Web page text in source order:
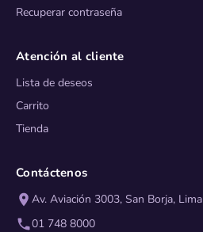
Recuperar contraseña
Atención al cliente
Lista de deseos
Carrito
Tienda
Contáctenos
Av. Aviación 3003, San Borja, Lima
01 748 8000